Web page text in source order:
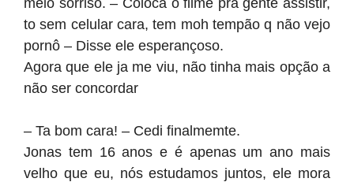
meio sorriso. – Coloca o filme pra gente assistir,
to sem celular cara, tem moh tempão q não vejo
pornô – Disse ele esperançoso.
Agora que ele ja me viu, não tinha mais opção a
não ser concordar
– Ta bom cara! – Cedi finalmemte.
Jonas tem 16 anos e é apenas um ano mais
velho que eu, nós estudamos juntos, ele mora